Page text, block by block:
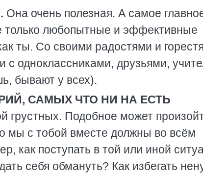
Она очень полезная. А самое
только любопытные и эффективные
ты. Со своими радостями и
одноклассниками, друзьями,
бывают у всех).
САМЫХ ЧТО НИ НА ЕСТЬ
грустных. Подобное может
мы с тобой вместе должны во всём
как поступать в той или иной
себя обмануть? Как избегать